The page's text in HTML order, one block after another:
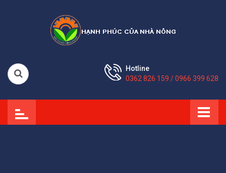
Hotline
0362 826 159 / 0966 399 628